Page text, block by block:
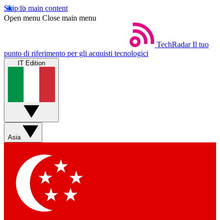
Skip to main content
Open menu Close main menu
TechRadar Il tuo
punto di riferimento per gli acquisti tecnologici
IT Edition
Asia